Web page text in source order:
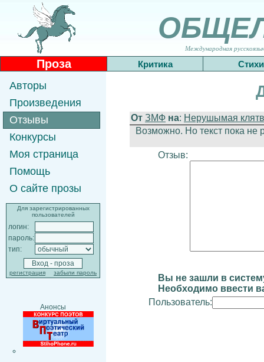
Международная
Проза Критика Стихи
Авторы
Произведения
Отзывы
Конкурсы
Моя страница
Помощь
О сайте прозы
Для зарегистрированных
пользователей
логин:
пароль:
тип:
регистрация забыли пароль
Анонсы
От ЗМФ на: Нерушымая
Возможно. Но текст пока не
Отзыв:
Вы не зашли в
Необходимо ввести
Пользователь: